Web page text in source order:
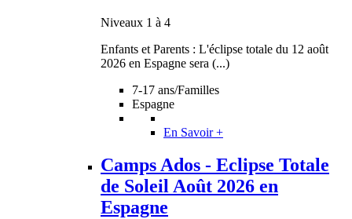
Niveaux 1 à 4
Enfants et Parents : L'éclipse totale du 12 août
2026 en Espagne sera (...)
7-17 ans/Familles
Espagne
En Savoir +
Camps Ados - Eclipse Totale
de Soleil Août 2026 en
Espagne